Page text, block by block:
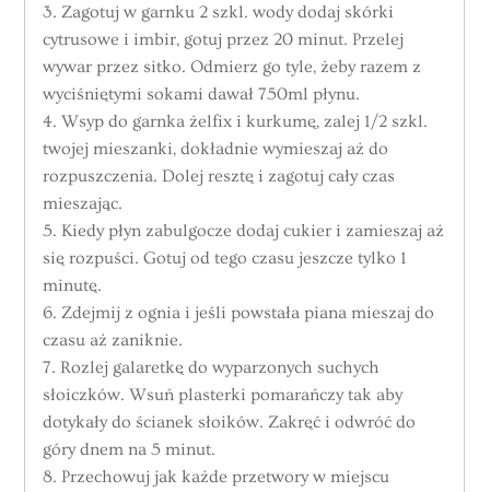
3. Zagotuj w garnku 2 szkl. wody dodaj skórki
cytrusowe i imbir, gotuj przez 20 minut. Przelej
wywar przez sitko. Odmierz go tyle, żeby razem z
wyciśniętymi sokami dawał 750ml płynu.
4. Wsyp do garnka żelfix i kurkumę, zalej 1/2 szkl.
twojej mieszanki, dokładnie wymieszaj aż do
rozpuszczenia. Dolej resztę i zagotuj cały czas
mieszając.
5. Kiedy płyn zabulgocze dodaj cukier i zamieszaj aż
się rozpuści. Gotuj od tego czasu jeszcze tylko 1
minutę.
6. Zdejmij z ognia i jeśli powstała piana mieszaj do
czasu aż zaniknie.
7. Rozlej galaretkę do wyparzonych suchych
słoiczków. Wsuń plasterki pomarańczy tak aby
dotykały do ścianek słoików. Zakręć i odwróć do
góry dnem na 5 minut.
8. Przechowuj jak każde przetwory w miejscu